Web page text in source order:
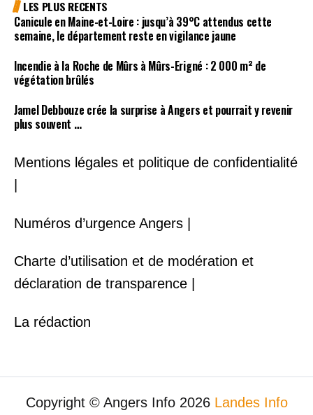
LES PLUS RECENTS
Canicule en Maine-et-Loire : jusqu’à 39°C attendus cette
semaine, le département reste en vigilance jaune
Incendie à la Roche de Mûrs à Mûrs-Erigné : 2 000 m² de
végétation brûlés
Jamel Debbouze crée la surprise à Angers et pourrait y revenir
plus souvent …
Mentions légales et politique de confidentialité
Numéros d’urgence Angers |
Charte d’utilisation et de modération et
déclaration de transparence |
La rédaction
Copyright © Angers Info 2026 Landes Info